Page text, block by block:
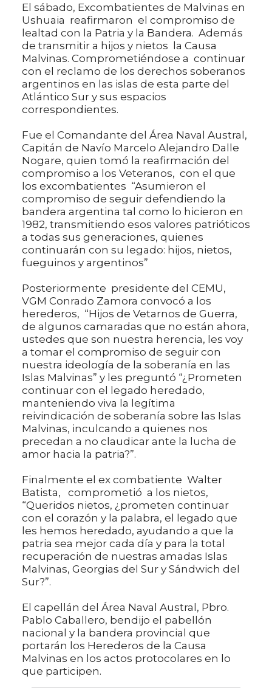
El sábado, Excombatientes de Malvinas en
Ushuaia reafirmaron el compromiso de
lealtad con la Patria y la Bandera. Además
de transmitir a hijos y nietos la Causa
Malvinas. Comprometiéndose a continuar
con el reclamo de los derechos soberanos
argentinos en las islas de esta parte del
Atlántico Sur y sus espacios
correspondientes.
Fue el Comandante del Área Naval Austral,
Capitán de Navío Marcelo Alejandro Dalle
Nogare, quien tomó la reafirmación del
compromiso a los Veteranos, con el que
los excombatientes “Asumieron el
compromiso de seguir defendiendo la
bandera argentina tal como lo hicieron en
1982, transmitiendo esos valores patrióticos
a todas sus generaciones, quienes
continuarán con su legado: hijos, nietos,
fueguinos y argentinos”
Posteriormente presidente del CEMU,
VGM Conrado Zamora convocó a los
herederos, “Hijos de Vetarnos de Guerra,
de algunos camaradas que no están ahora,
ustedes que son nuestra herencia, les voy
a tomar el compromiso de seguir con
nuestra ideología de la soberanía en las
Islas Malvinas” y les preguntó “¿Prometen
continuar con el legado heredado,
manteniendo viva la legítima
reivindicación de soberanía sobre las Islas
Malvinas, inculcando a quienes nos
precedan a no claudicar ante la lucha de
amor hacia la patria?”.
Finalmente el ex combatiente Walter
Batista, comprometió a los nietos,
“Queridos nietos, ¿prometen continuar
con el corazón y la palabra, el legado que
les hemos heredado, ayudando a que la
patria sea mejor cada día y para la total
recuperación de nuestras amadas Islas
Malvinas, Georgias del Sur y Sándwich del
Sur?”.
El capellán del Área Naval Austral, Pbro.
Pablo Caballero, bendijo el pabellón
nacional y la bandera provincial que
portarán los Herederos de la Causa
Malvinas en los actos protocolares en lo
que participen.